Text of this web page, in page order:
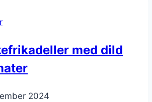
med dild
2024